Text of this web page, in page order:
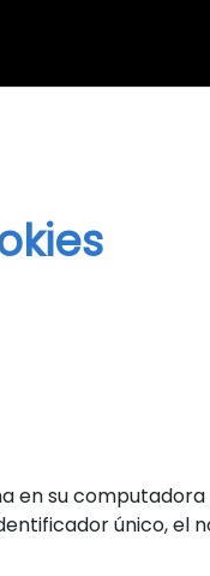
en su
único, el